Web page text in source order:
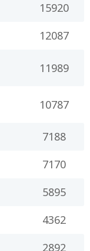
15920
12087
11989
10787
7188
7170
5895
4362
2892